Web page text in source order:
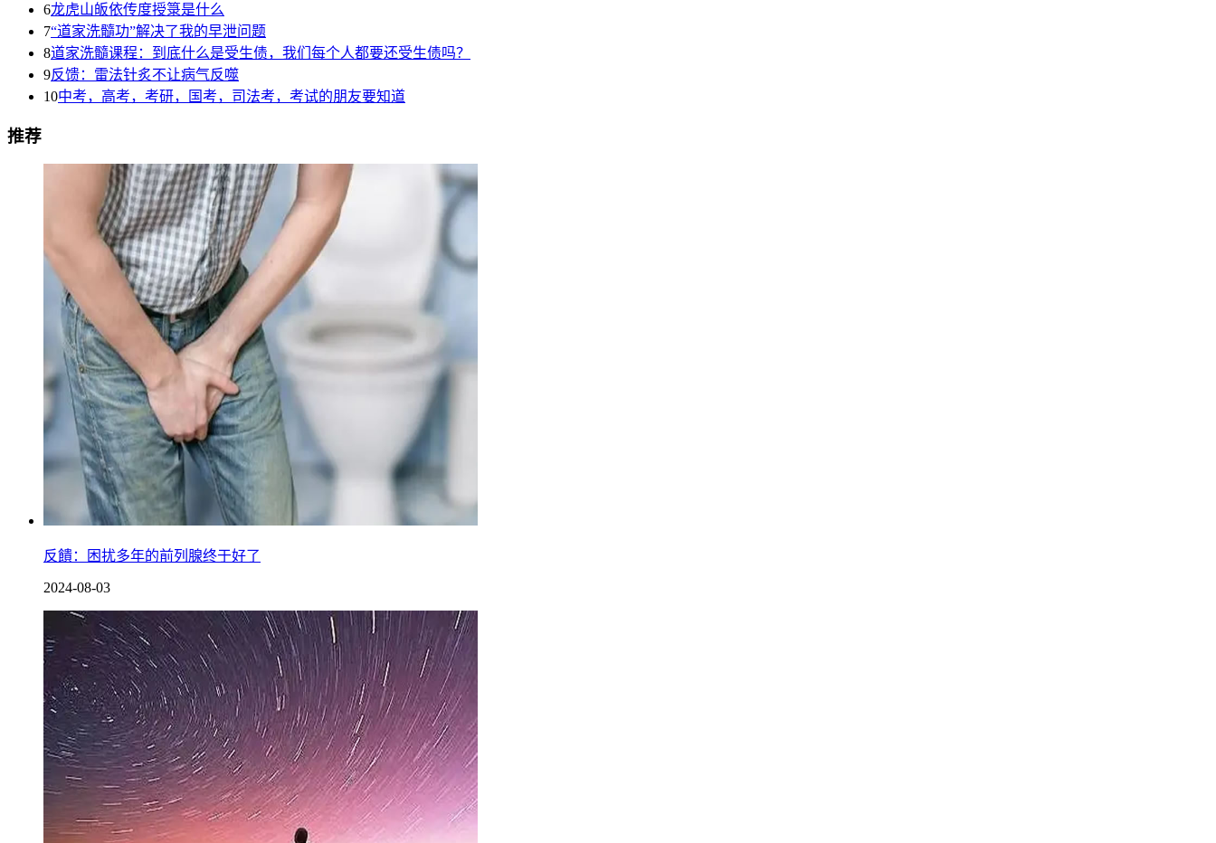
6龙虎山皈依传度授箓是什么
7“道家洗髓功”解决了我的早泄问题
8道家洗髓课程：到底什么是受生债，我们每个人都要还受生债吗？
9反馈：雷法针炙不让病气反噬
10中考，高考，考研，国考，司法考，考试的朋友要知道
推荐
反饋：困扰多年的前列腺终于好了
2024-08-03